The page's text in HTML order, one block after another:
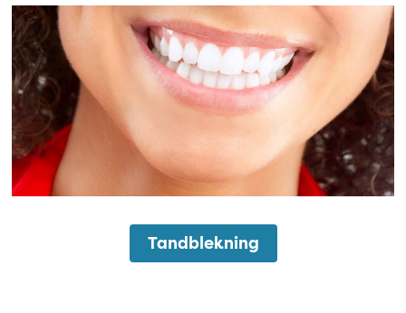
Tandblekning
Tandblekning